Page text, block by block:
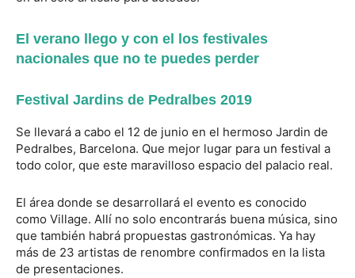
El verano llego y con el los festivales
nacionales que no te puedes perder
Festival Jardins de Pedralbes 2019
Se llevará a cabo el 12 de junio en el hermoso Jardin de
Pedralbes, Barcelona. Que mejor lugar para un festival a
todo color, que este maravilloso espacio del palacio real.
El área donde se desarrollará el evento es conocido
como Village. Allí no solo encontrarás buena música, sino
que también habrá propuestas gastronómicas. Ya hay
más de 23 artistas de renombre confirmados en la lista
de presentaciones.